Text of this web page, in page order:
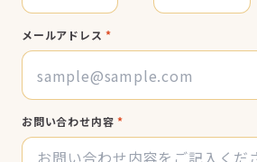
メールアドレス*
お問い合わせ内容*